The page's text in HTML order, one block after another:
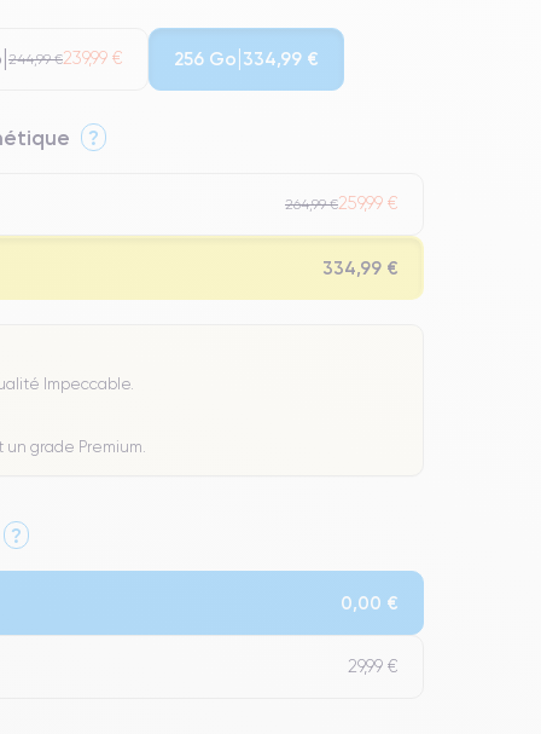
244,99 €239,99 € 256 Go 334,99 €
?
264,99 €259,99 €
334,99 €
Impeccable.
grade Premium.
?
0,00 €
29,99 €